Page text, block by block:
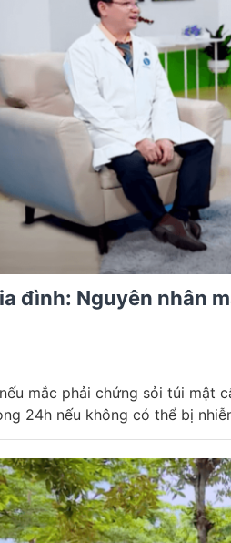
đình: Nguyên nhân
mắc phải chứng sỏi túi mật
24h nếu không có thể bị